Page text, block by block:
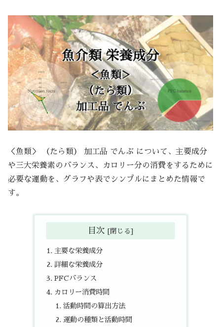
＜魚類＞ （たら類） 加工品 でんぶ について、主要成分
や三大栄養素のバランス、カロリー分の消費をするために
必要な運動を、グラフや表でシンプルにまとめた情報で
す。
目次
主要な栄養成分
詳細な栄養成分
PFCバランス
カロリー消費時間
活動時間の算出方法
運動の種類と活動時間